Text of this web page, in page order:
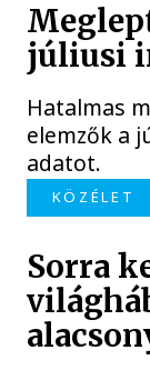
júliusi
Hatalmas
elemzők a
adatot.
KÖZÉLET
Sorra